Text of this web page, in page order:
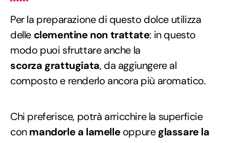
Per la preparazione di questo dolce utilizza
delle clementine non trattate: in questo
modo puoi sfruttare anche la
scorza grattugiata, da aggiungere al
composto e renderlo ancora più aromatico.
Chi preferisce, potrà arricchire la superficie
conmandorle a lamelleoppureglassare la